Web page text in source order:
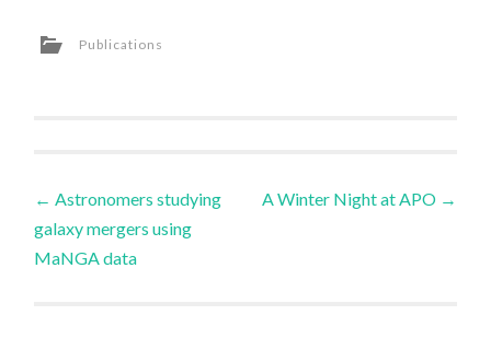
Publications
Post
navigation
← Astronomers studying
galaxy mergers using
MaNGA data
A Winter Night at APO →